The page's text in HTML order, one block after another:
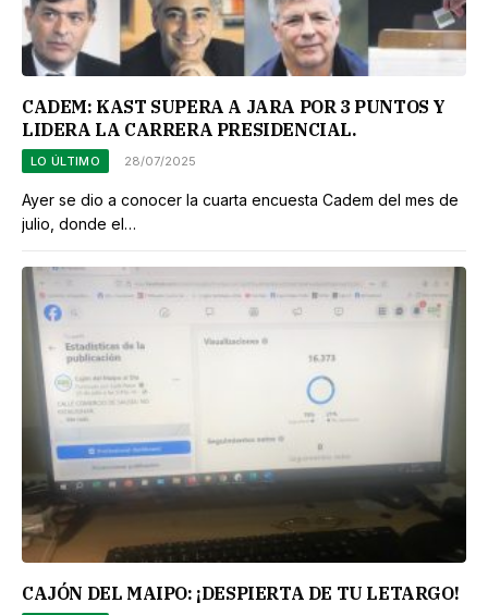
CADEM: KAST SUPERA A JARA POR 3 PUNTOS Y
LIDERA LA CARRERA PRESIDENCIAL.
LO ÚLTIMO 28/07/2025
Ayer se dio a conocer la cuarta encuesta Cadem del mes de
julio, donde el…
CAJÓN DEL MAIPO: ¡DESPIERTA DE TU LETARGO!